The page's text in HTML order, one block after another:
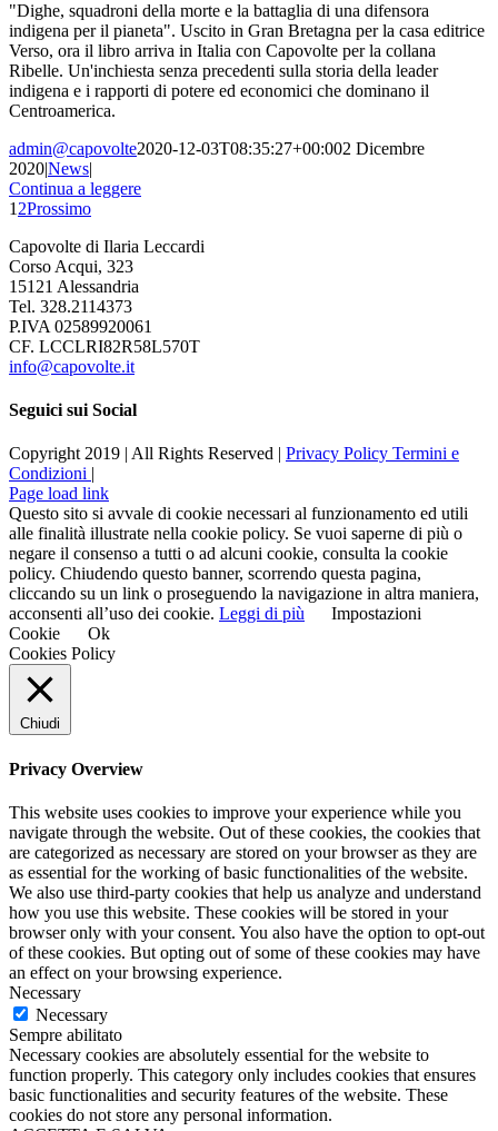
"Dighe, squadroni della morte e la battaglia di una difensora
indigena per il pianeta". Uscito in Gran Bretagna per la casa editrice
Verso, ora il libro arriva in Italia con Capovolte per la collana
Ribelle. Un'inchiesta senza precedenti sulla storia della leader
indigena e i rapporti di potere ed economici che dominano il
Centroamerica.
admin@capovolte2020-12-03T08:35:27+00:002 Dicembre
2020|News|
Continua a leggere
1 2Prossimo
Capovolte di Ilaria Leccardi
Corso Acqui, 323
15121 Alessandria
Tel. 328.2114373
P.IVA 02589920061
CF. LCCLRI82R58L570T
info@capovolte.it
Seguici sui Social
Copyright 2019 | All Rights Reserved | Privacy Policy Termini e
Condizioni
Page load link
Questo sito si avvale di cookie necessari al funzionamento ed utili
alle finalità illustrate nella cookie policy. Se vuoi saperne di più o
negare il consenso a tutti o ad alcuni cookie, consulta la cookie
policy. Chiudendo questo banner, scorrendo questa pagina,
cliccando su un link o proseguendo la navigazione in altra maniera,
acconsenti all’uso dei cookie. Leggi di più
Impostazioni
Cookie
Ok
Cookies Policy
Chiudi
Privacy Overview
This website uses cookies to improve your experience while you
navigate through the website. Out of these cookies, the cookies that
are categorized as necessary are stored on your browser as they are
as essential for the working of basic functionalities of the website.
We also use third-party cookies that help us analyze and understand
how you use this website. These cookies will be stored in your
browser only with your consent. You also have the option to opt-out
of these cookies. But opting out of some of these cookies may have
an effect on your browsing experience.
Necessary
Necessary
Sempre abilitato
Necessary cookies are absolutely essential for the website to
function properly. This category only includes cookies that ensures
basic functionalities and security features of the website. These
cookies do not store any personal information.